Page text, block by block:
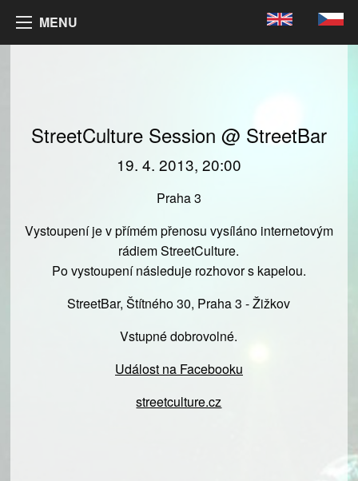
MENU
StreetCulture Session @ StreetBar
19. 4. 2013, 20:00
Praha 3
Vystoupení je v přímém přenosu vysíláno internetovým
rádiem StreetCulture.
Po vystoupení následuje rozhovor s kapelou.
StreetBar, Štítného 30, Praha 3 - Žižkov
Vstupné dobrovolné.
Událost na Facebooku
streetculture.cz